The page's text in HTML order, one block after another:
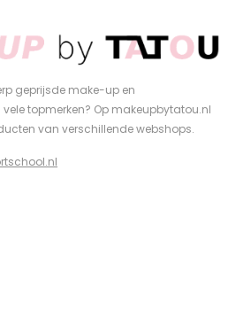
geprijsde make-up en
topmerken? Op makeupbytatou.nl
van verschillende webshops.